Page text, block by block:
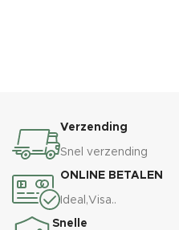
Verzending
Snel verzending
ONLINE BETALEN
Ideal,Visa..
Snelle